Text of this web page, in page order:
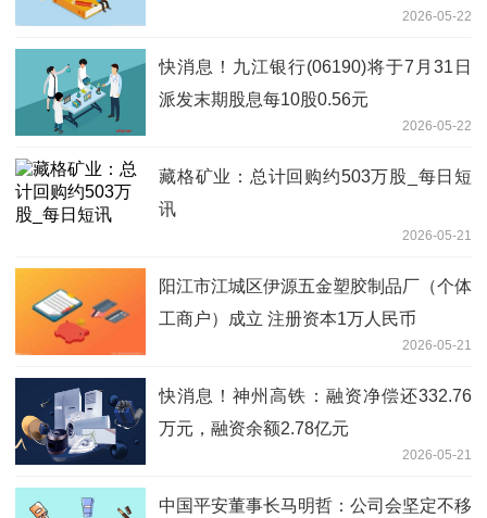
2026-05-22
快消息！九江银行(06190)将于7月31日
派发末期股息每10股0.56元
2026-05-22
藏格矿业：总计回购约503万股_每日短
讯
2026-05-21
阳江市江城区伊源五金塑胶制品厂（个体
工商户）成立 注册资本1万人民币
2026-05-21
快消息！神州高铁：融资净偿还332.76
万元，融资余额2.78亿元
2026-05-21
中国平安董事长马明哲：公司会坚定不移